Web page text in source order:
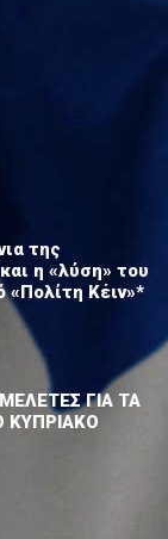
της
η «λύση» του
Κέιν»*
ΓΙΑ ΤΑ
ΚΥΠΡΙΑΚΟ